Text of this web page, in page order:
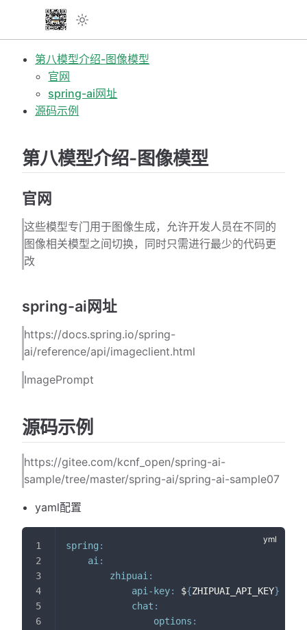
第八模型介绍-图像模型
官网
spring-ai网址
源码示例
第八模型介绍-图像模型
官网
这些模型专门用于图像生成，允许开发人员在不同的
图像相关模型之间切换，同时只需进行最少的代码更
改
spring-ai网址
https://docs.spring.io/spring-
ai/reference/api/imageclient.html
ImagePrompt
源码示例
https://gitee.com/kcnf_open/spring-ai-
sample/tree/master/spring-ai/spring-ai-sample07
yaml配置
spring :
ai :
zhipuai :
api-key: ${ZHIPUAI_API_KEY}
chat :
options :